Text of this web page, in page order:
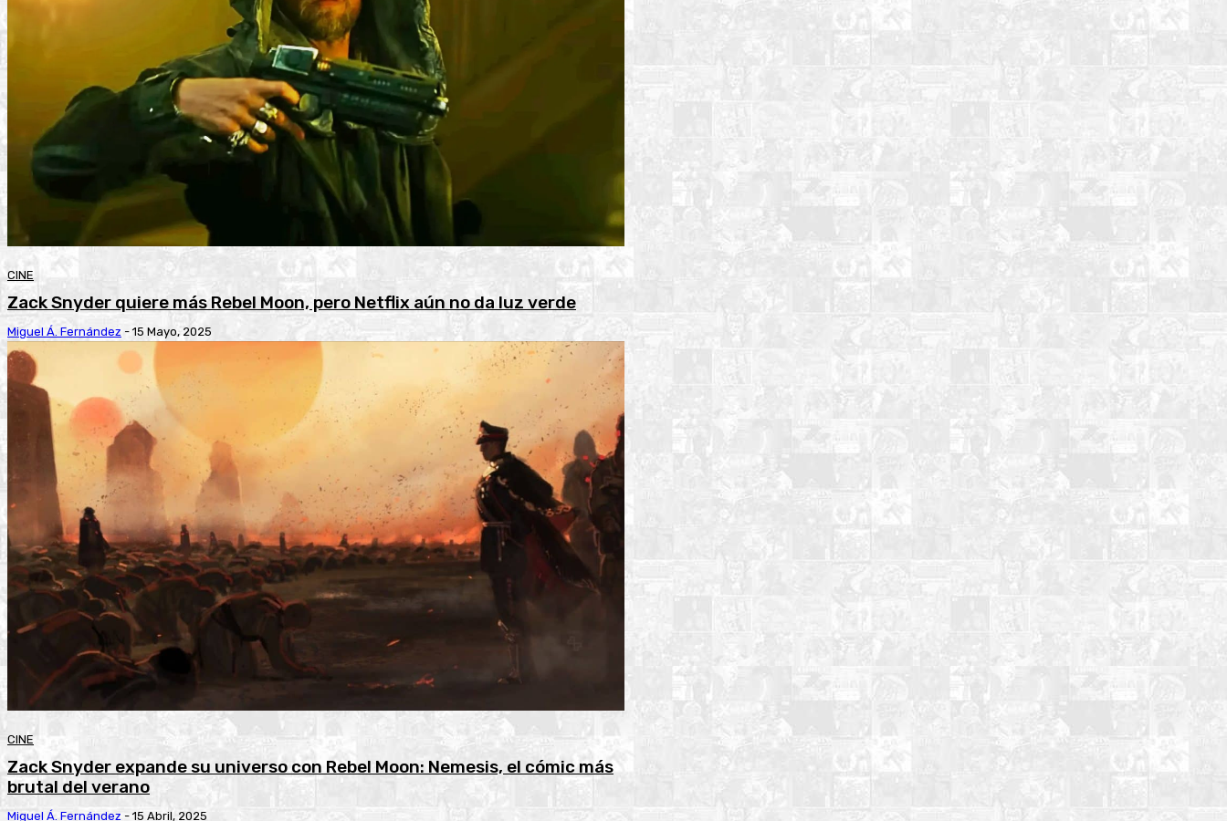
CINE
Zack Snyder quiere más Rebel Moon, pero Netflix aún no da luz verde
Miguel Á. Fernández - 15 Mayo, 2025
CINE
Zack Snyder expande su universo con Rebel Moon: Nemesis, el cómic más
brutal del verano
Miguel Á. Fernández - 15 Abril, 2025